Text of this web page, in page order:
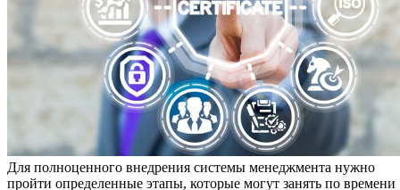
Для полноценного внедрения системы менеджмента нужно
пройти определенные этапы, которые могут занять по времени